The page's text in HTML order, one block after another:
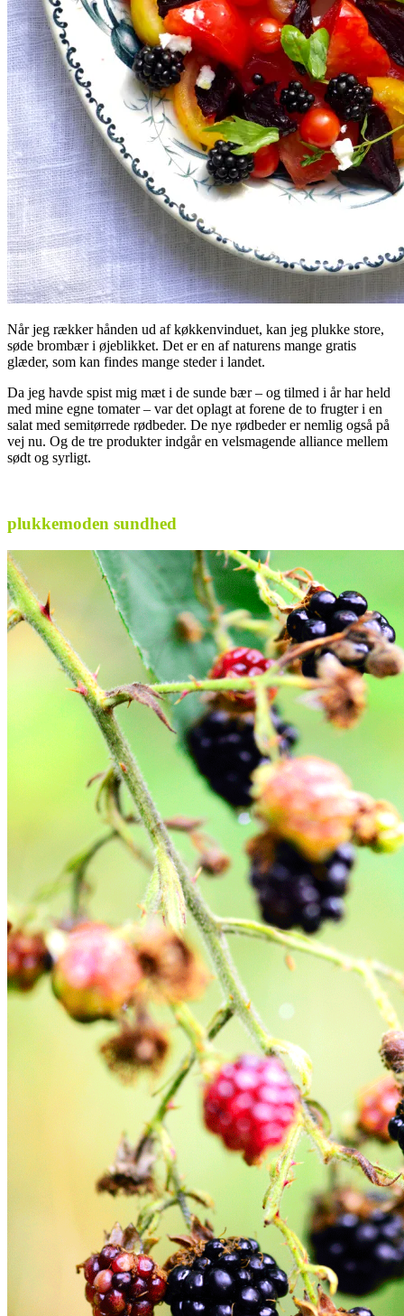
Når jeg rækker hånden ud af køkkenvinduet, kan jeg plukke store,
søde brombær i øjeblikket. Det er en af naturens mange gratis
glæder, som kan findes mange steder i landet.
Da jeg havde spist mig mæt i de sunde bær – og tilmed i år har held
med mine egne tomater – var det oplagt at forene de to frugter i en
salat med semitørrede rødbeder. De nye rødbeder er nemlig også på
vej nu. Og de tre produkter indgår en velsmagende alliance mellem
sødt og syrligt.
plukkemoden sundhed